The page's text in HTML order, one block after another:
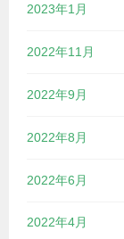
2023年1月
2022年11月
2022年9月
2022年8月
2022年6月
2022年4月